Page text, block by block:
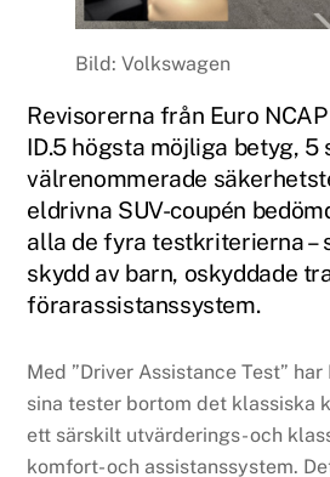
Bild: Volkswagen
Revisorerna från Euro
ID.5 högsta möjliga betyg, 5
välrenommerade
eldrivna SUV-coupén
alla de fyra testkriterierna –
skydd av barn, oskyddade
förarassistanssystem.
Med ”Driver Assistance Test”
sina tester bortom det klassiska
ett särskilt utvärderings- och
komfort- och assistanssystem.